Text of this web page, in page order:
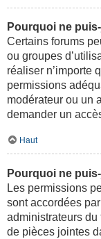
Pourquoi ne
Certains forums
ou groupes
réaliser n’importe
permissions
modérateur ou un
demander un
Haut
Pourquoi ne
Les permissions
sont accordées
administrateurs du
de pièces jointes